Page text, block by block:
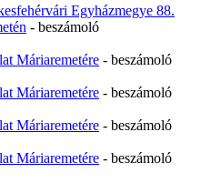
Egyházmegye 88.
- beszámoló
Máriaremetére - beszámoló
Máriaremetére - beszámoló
Máriaremetére - beszámoló
Máriaremetére - beszámoló